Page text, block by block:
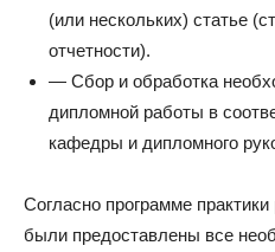
(или нескольких) статье
отчетности).
— Сбор и обработка
дипломной работы в
кафедры и дипломного
Согласно программе
были предоставлены все